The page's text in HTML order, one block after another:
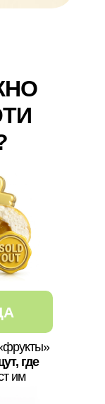
где
им